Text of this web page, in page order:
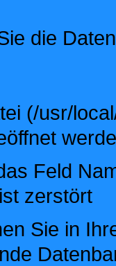
die
(/usr/
Feld
zerstört
Sie in